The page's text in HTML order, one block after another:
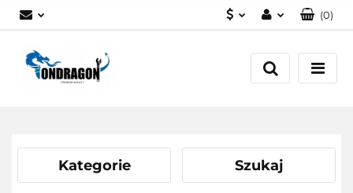
Zaloguj się
Załóż konto
(0)
Kategorie Szukaj